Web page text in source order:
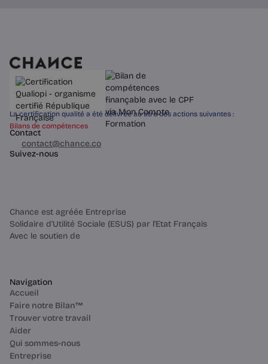
La certification qualité a été délivrée au titre des actions suivantes :
Bilans de compétences
Contact
03 60 84 01 14
contact@chance.co
Suivez-nous
Chance est agréée Entreprise
Solidaire d'Utilité Sociale (ESUS) par l'Etat Français
Avec le soutien de
Navigation
Accueil
Faire notre Bilan™
Trouver votre travail
Aider
Qui sommes-nous
Entreprise